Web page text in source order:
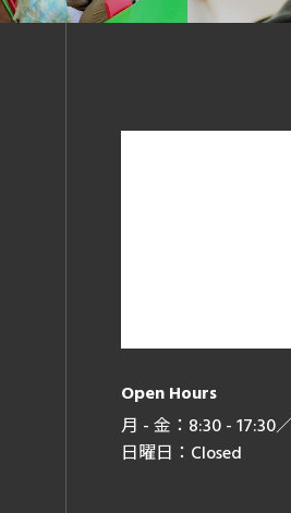
Open Hours
月 - 金：8:30 - 17:30
日曜日：Closed